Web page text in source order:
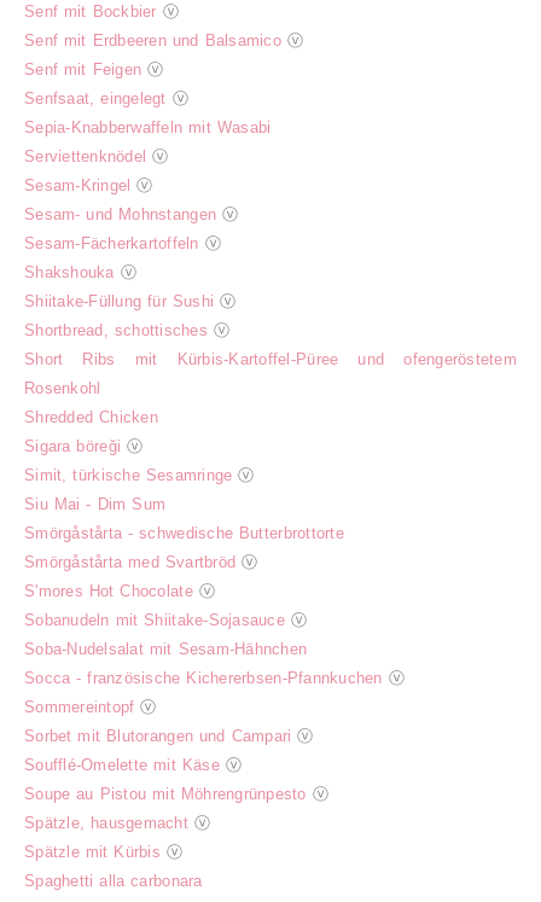
Senf mit Bockbier ⓥ
Senf mit Erdbeeren und Balsamicoⓥ
Senf mit Feigen ⓥ
Senfsaat, eingelegt ⓥ
Sepia-Knabberwaffeln mit Wasabi
Serviettenknödel ⓥ
Sesam-Kringel ⓥ
Sesam- und Mohnstangen ⓥ
Sesam-Fächerkartoffeln ⓥ
Shakshouka ⓥ
Shiitake-Füllung für Sushi ⓥ
Shortbread, schottisches ⓥ
Short Ribs mit Kürbis-Kartoffel-Püree und ofengeröstetem
Rosenkohl
Shredded Chicken
Sigara böreği ⓥ
Simit, türkische Sesamringe ⓥ
Siu Mai - Dim Sum
Smörgåstårta - schwedische Butterbrottorte
Smörgåstårta med Svartbröd ⓥ
S'mores Hot Chocolateⓥ
Sobanudeln mit Shiitake-Sojasauceⓥ
Soba-Nudelsalat mit Sesam-Hähnchen
Socca - französische Kichererbsen-Pfannkuchen ⓥ
Sommereintopf ⓥ
Sorbet mit Blutorangen und Campari ⓥ
Soufflé-Omelette mit Käseⓥ
Soupe au Pistou mit Möhrengrünpesto ⓥ
Spätzle, hausgemachtⓥ
Spätzle mit Kürbis ⓥ
Spaghetti alla carbonara